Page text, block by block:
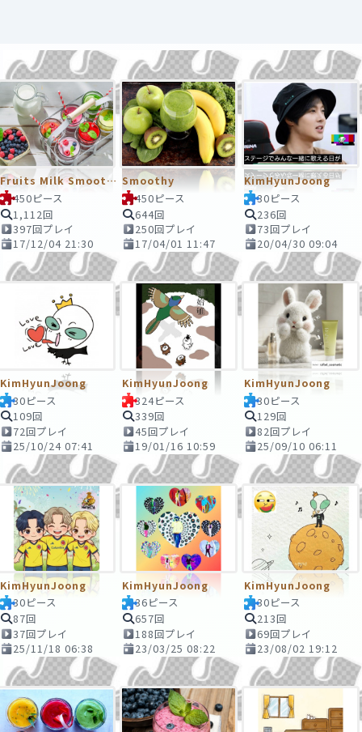
Fruits Milk Smoothy
450ピース
1,112回
397回プレイ
17/12/04 21:30
Smoothy
450ピース
644回
250回プレイ
17/04/01 11:47
KimHyunJoong
30ピース
236回
73回プレイ
20/04/30 09:04
KimHyunJoong
30ピース
109回
72回プレイ
25/10/24 07:41
KimHyunJoong
324ピース
339回
45回プレイ
19/01/16 10:59
KimHyunJoong
30ピース
129回
82回プレイ
25/09/10 06:11
KimHyunJoong
30ピース
87回
37回プレイ
25/11/18 06:38
KimHyunJoong
36ピース
657回
188回プレイ
23/03/25 08:22
KimHyunJoong
30ピース
213回
69回プレイ
23/08/02 19:12